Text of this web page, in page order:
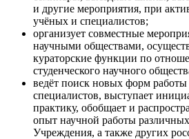
и другие мероприятия, при
учёных и специалистов;
организует совместные
научными обществами,
кураторские функции по
студенческого научного
ведёт поиск новых форм
специалистов, выступает
практику, обобщает и
опыт научной работы
Учреждения, а также других